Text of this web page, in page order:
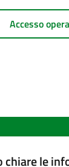
Accesso
chiare le